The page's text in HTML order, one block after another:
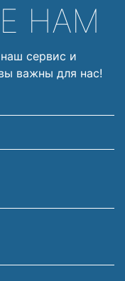
НАМ
сервис и
важны для нас!